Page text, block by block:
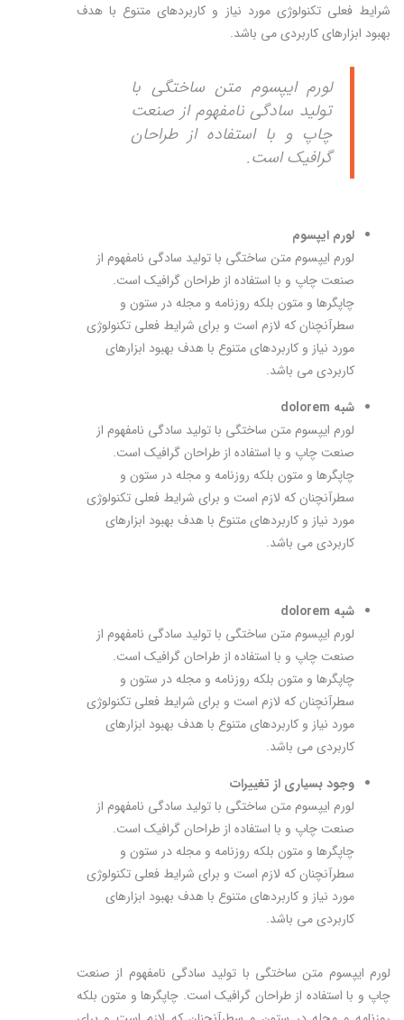
شرایط فعلی تکنولوژی مورد نیاز و کاربردهای متنوع با هدف
بهبود ابزارهای کاربردی می باشد.
لورم ایپسوم متن ساختگی با
تولید سادگی نامفهوم از صنعت
چاپ و با استفاده از طراحان
گرافیک است.
لورم ایپسوم
لورم ایپسوم متن ساختگی با تولید سادگی نامفهوم از
صنعت چاپ و با استفاده از طراحان گرافیک است.
چاپگرها و متون بلکه روزنامه و مجله در ستون و
سطرآنچنان که لازم است و برای شرایط فعلی تکنولوژی
مورد نیاز و کاربردهای متنوع با هدف بهبود ابزارهای
کاربردی می باشد.
شبه dolorem
لورم ایپسوم متن ساختگی با تولید سادگی نامفهوم از
صنعت چاپ و با استفاده از طراحان گرافیک است.
چاپگرها و متون بلکه روزنامه و مجله در ستون و
سطرآنچنان که لازم است و برای شرایط فعلی تکنولوژی
مورد نیاز و کاربردهای متنوع با هدف بهبود ابزارهای
کاربردی می باشد.
شبه dolorem
لورم ایپسوم متن ساختگی با تولید سادگی نامفهوم از
صنعت چاپ و با استفاده از طراحان گرافیک است.
چاپگرها و متون بلکه روزنامه و مجله در ستون و
سطرآنچنان که لازم است و برای شرایط فعلی تکنولوژی
مورد نیاز و کاربردهای متنوع با هدف بهبود ابزارهای
کاربردی می باشد.
وجود بسیاری از تغییرات
لورم ایپسوم متن ساختگی با تولید سادگی نامفهوم از
صنعت چاپ و با استفاده از طراحان گرافیک است.
چاپگرها و متون بلکه روزنامه و مجله در ستون و
سطرآنچنان که لازم است و برای شرایط فعلی تکنولوژی
مورد نیاز و کاربردهای متنوع با هدف بهبود ابزارهای
کاربردی می باشد.
لورم ایپسوم متن ساختگی با تولید سادگی نامفهوم از صنعت
چاپ و با استفاده از طراحان گرافیک است. چاپگرها و متون بلکه